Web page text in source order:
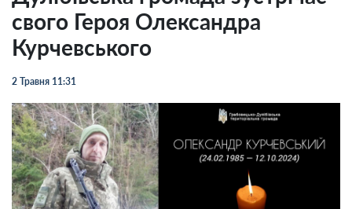
свого Героя Олександра
Курчевського
2 Травня 11:31